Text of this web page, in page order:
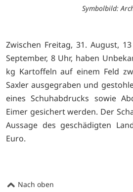
Symbolbild:
Zwischen Freitag, 31. August,
September, 8 Uhr, haben
kg Kartoffeln auf einem Feld
Saxler ausgegraben und
eines Schuhabdrucks sowie
Eimer gesichert werden. Der
Aussage des geschädigten
Euro.
Nach oben